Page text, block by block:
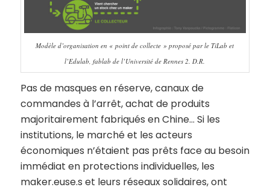
Modèle d’organisation en « point de collecte » proposé par le TiLab et
l’Edulab, fablab de l’Université de Rennes 2. D.R.
Pas de masques en réserve, canaux de
commandes à l’arrêt, achat de produits
majoritairement fabriqués en Chine… Si les
institutions, le marché et les acteurs
économiques n’étaient pas prêts face au besoin
immédiat en protections individuelles, les
maker.euse.s et leurs réseaux solidaires, ont